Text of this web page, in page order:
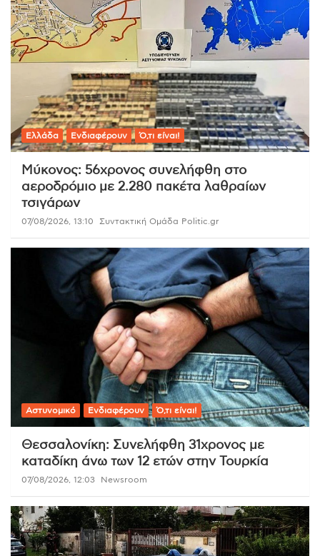
Ελλάδα Ενδιαφέρουν Ό,τι είναι!
Μύκονος: 56χρονος συνελήφθη στο
αεροδρόμιο με 2.280 πακέτα λαθραίων
τσιγάρων
07/08/2026, 13:10 Συντακτική Ομάδα Politic.gr
Αστυνομικό Ενδιαφέρουν Ό,τι είναι!
Θεσσαλονίκη: Συνελήφθη 31χρονος με
καταδίκη άνω των 12 ετών στην Τουρκία
07/08/2026, 12:03 Newsroom